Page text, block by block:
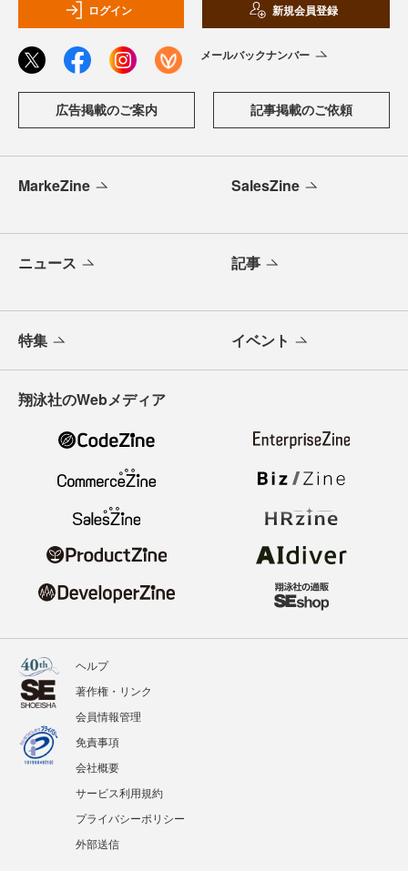
ログイン 新規会員登録
メールバックナンバー
広告掲載のご案内 記事掲載のご依頼
MarkeZine SalesZine
ニュース 記事
特集 イベント
翔泳社のWebメディア
ヘルプ
著作権・リンク
会員情報管理
免責事項
会社概要
サービス利用規約
プライバシーポリシー
外部送信